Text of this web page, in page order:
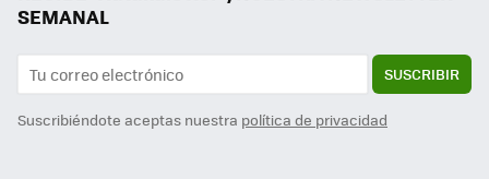
SEMANAL
SUSCRIBIR
Suscribiéndote aceptas nuestra política de privacidad